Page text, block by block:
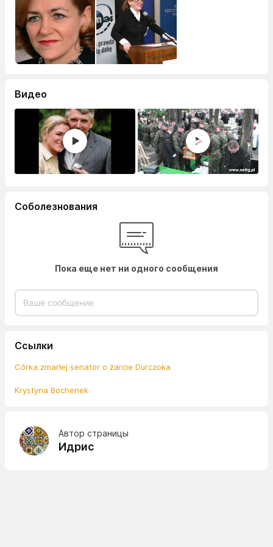
Видео
Соболезнования
Пока еще нет ни одного сообщения
Ссылки
Córka zmarłej senator o żarcie Durczoka
Krystyna Bochenek
Автор страницы
Идрис